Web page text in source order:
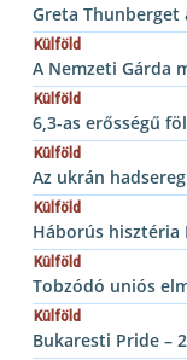
Greta
Külföld
A Nemzeti Gárda
Külföld
6,3-as erősségű
Külföld
Az ukrán
Külföld
Háborús hisztéria
Külföld
Tobzódó uniós
Külföld
Bukaresti Pride –